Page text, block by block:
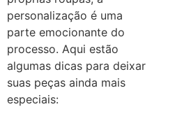
personalização é uma
parte emocionante do
processo. Aqui estão
algumas dicas para deixar
suas peças ainda mais
especiais: